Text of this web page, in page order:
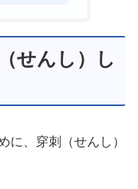
せんし）し
に、穿刺（せんし）